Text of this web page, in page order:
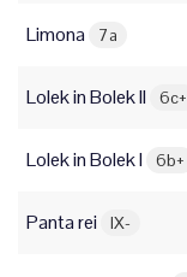
Limona 7a
Lolek in Bolek II 6c+
Lolek in Bolek I 6b+
Panta rei IX-